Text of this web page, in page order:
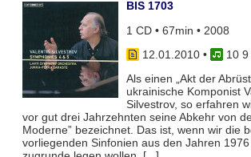
BIS 1703
1 CD • 67min • 2008
12.01.2010•
10 9
Als einen „Akt der
ukrainische Komponist
Silvestrov, so erfahren
vor gut drei Jahrzehnten seine Abkehr von
Moderne” bezeichnet. Das ist, wenn wir die
vorliegenden Sinfonien aus den Jahren